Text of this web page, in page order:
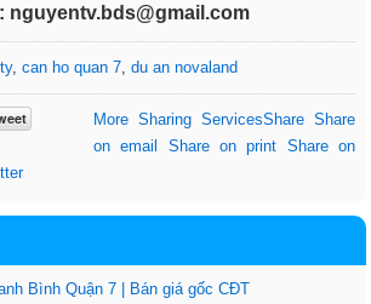
nguyentv.bds@gmail.com
,can ho quan 7 ,du an novaland
More Sharing ServicesShare Share
on email
Share on print Share on
Bình Quận 7 | Bán giá gốc CĐT